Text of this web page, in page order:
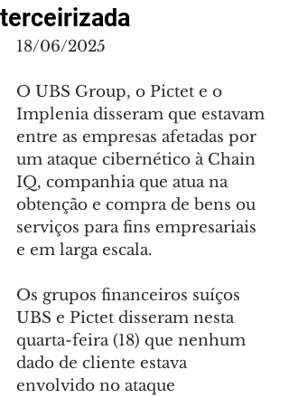
terceirizada
18/06/2025
O UBS Group, o Pictet e o
Implenia disseram que estavam
entre as empresas afetadas por
um ataque cibernético à Chain
IQ, companhia que atua na
obtenção e compra de bens ou
serviços para fins empresariais
e em larga escala.
Os grupos financeiros suíços
UBS e Pictet disseram nesta
quarta-feira (18) que nenhum
dado de cliente estava
envolvido no ataque